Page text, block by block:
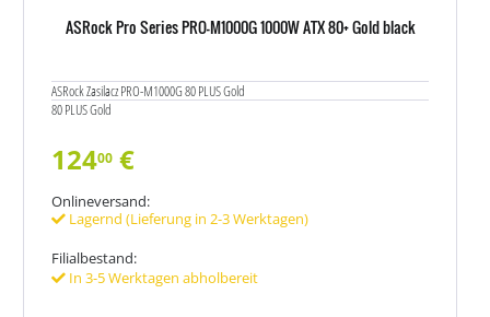
ASRock Pro Series PRO-M1000G 1000W ATX 80+ Gold black
ASRock Zasilacz PRO-M1000G 80 PLUS Gold
80 PLUS Gold
12400 €
Onlineversand:
Lagernd (Lieferung in 2-3 Werktagen)
Filialbestand:
In 3-5 Werktagen abholbereit